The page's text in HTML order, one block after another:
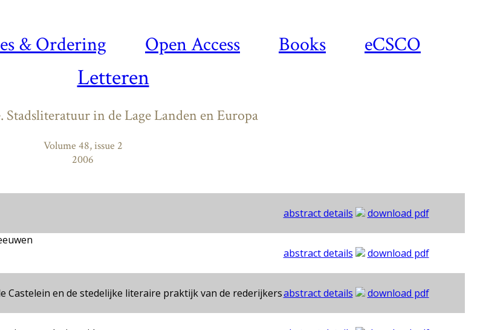
& Ordering Open Access Books eCSCO
Letteren
Stadsliteratuur in de Lage Landen en Europa
Volume 48, issue 2
2006
abstract details
download pdf
abstract details
download pdf
Castelein en de stedelijke literaire praktijk van de rederijkersabstract details
download pdf